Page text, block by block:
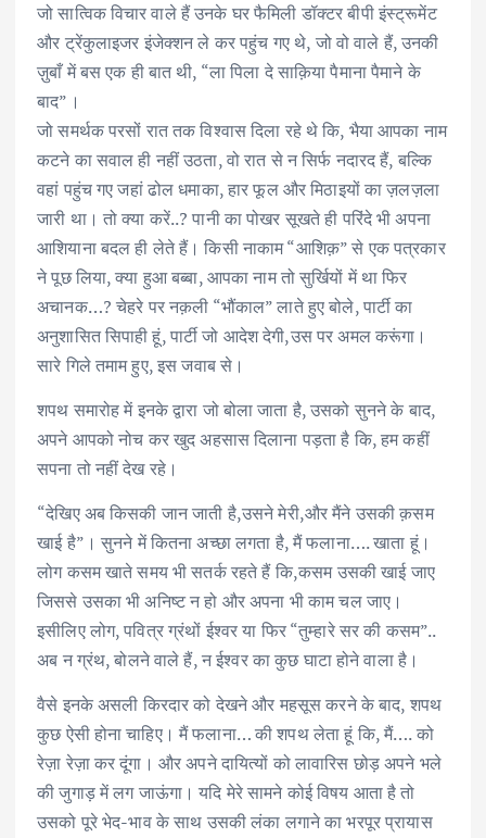
जो सात्विक विचार वाले हैं उनके घर फैमिली डॉक्टर बीपी इंस्ट्रूमेंट
और ट्रेंकुलाइजर इंजेक्शन ले कर पहुंच गए थे, जो वो वाले हैं, उनकी
ज़ुबाँ में बस एक ही बात थी, “ला पिला दे साक़िया पैमाना पैमाने के
बाद”।
जो समर्थक परसों रात तक विश्वास दिला रहे थे कि, भैया आपका नाम
कटने का सवाल ही नहीं उठता, वो रात से न सिर्फ नदारद हैं, बल्कि
वहां पहुंच गए जहां ढोल धमाका, हार फूल और मिठाइयों का ज़लज़ला
जारी था। तो क्या करें..? पानी का पोखर सूखते ही परिंदे भी अपना
आशियाना बदल ही लेते हैं। किसी नाकाम “आशिक़” से एक पत्रकार
ने पूछ लिया, क्या हुआ बब्बा, आपका नाम तो सुर्खियों में था फिर
अचानक…? चेहरे पर नक़ली “भौंकाल” लाते हुए बोले, पार्टी का
अनुशासित सिपाही हूं, पार्टी जो आदेश देगी,उस पर अमल करूंगा।
सारे गिले तमाम हुए, इस जवाब से।
शपथ समारोह में इनके द्वारा जो बोला जाता है, उसको सुनने के बाद,
अपने आपको नोच कर खुद अहसास दिलाना पड़ता है कि, हम कहीं
सपना तो नहीं देख रहे।
“देखिए अब किसकी जान जाती है,उसने मेरी,और मैंने उसकी क़सम
खाई है”। सुनने में कितना अच्छा लगता है, मैं फलाना…. खाता हूं।
लोग कसम खाते समय भी सतर्क रहते हैं कि,कसम उसकी खाई जाए
जिससे उसका भी अनिष्ट न हो और अपना भी काम चल जाए।
इसीलिए लोग, पवित्र ग्रंथों ईश्वर या फिर “तुम्हारे सर की कसम”..
अब न ग्रंथ, बोलने वाले हैं, न ईश्वर का कुछ घाटा होने वाला है।
वैसे इनके असली किरदार को देखने और महसूस करने के बाद, शपथ
कुछ ऐसी होना चाहिए। मैं फलाना… की शपथ लेता हूं कि, मैं…. को
रेज़ा रेज़ा कर दूंगा। और अपने दायित्यों को लावारिस छोड़ अपने भले
की जुगाड़ में लग जाऊंगा। यदि मेरे सामने कोई विषय आता है तो
उसको पूरे भेद-भाव के साथ उसकी लंका लगाने का भरपूर प्रायास